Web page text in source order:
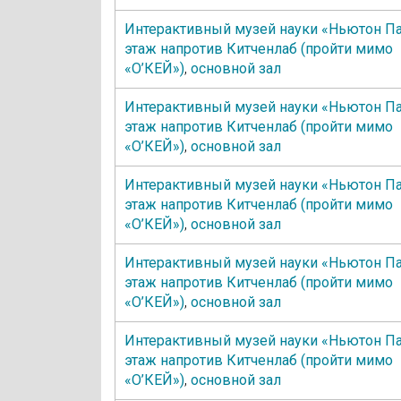
Интерактивный музей науки «Ньютон
этаж напротив Китченлаб (пройти мимо
«О’КЕЙ»), основной зал
Интерактивный музей науки «Ньютон
этаж напротив Китченлаб (пройти мимо
«О’КЕЙ»), основной зал
Интерактивный музей науки «Ньютон
этаж напротив Китченлаб (пройти мимо
«О’КЕЙ»), основной зал
Интерактивный музей науки «Ньютон
этаж напротив Китченлаб (пройти мимо
«О’КЕЙ»), основной зал
Интерактивный музей науки «Ньютон
этаж напротив Китченлаб (пройти мимо
«О’КЕЙ»), основной зал